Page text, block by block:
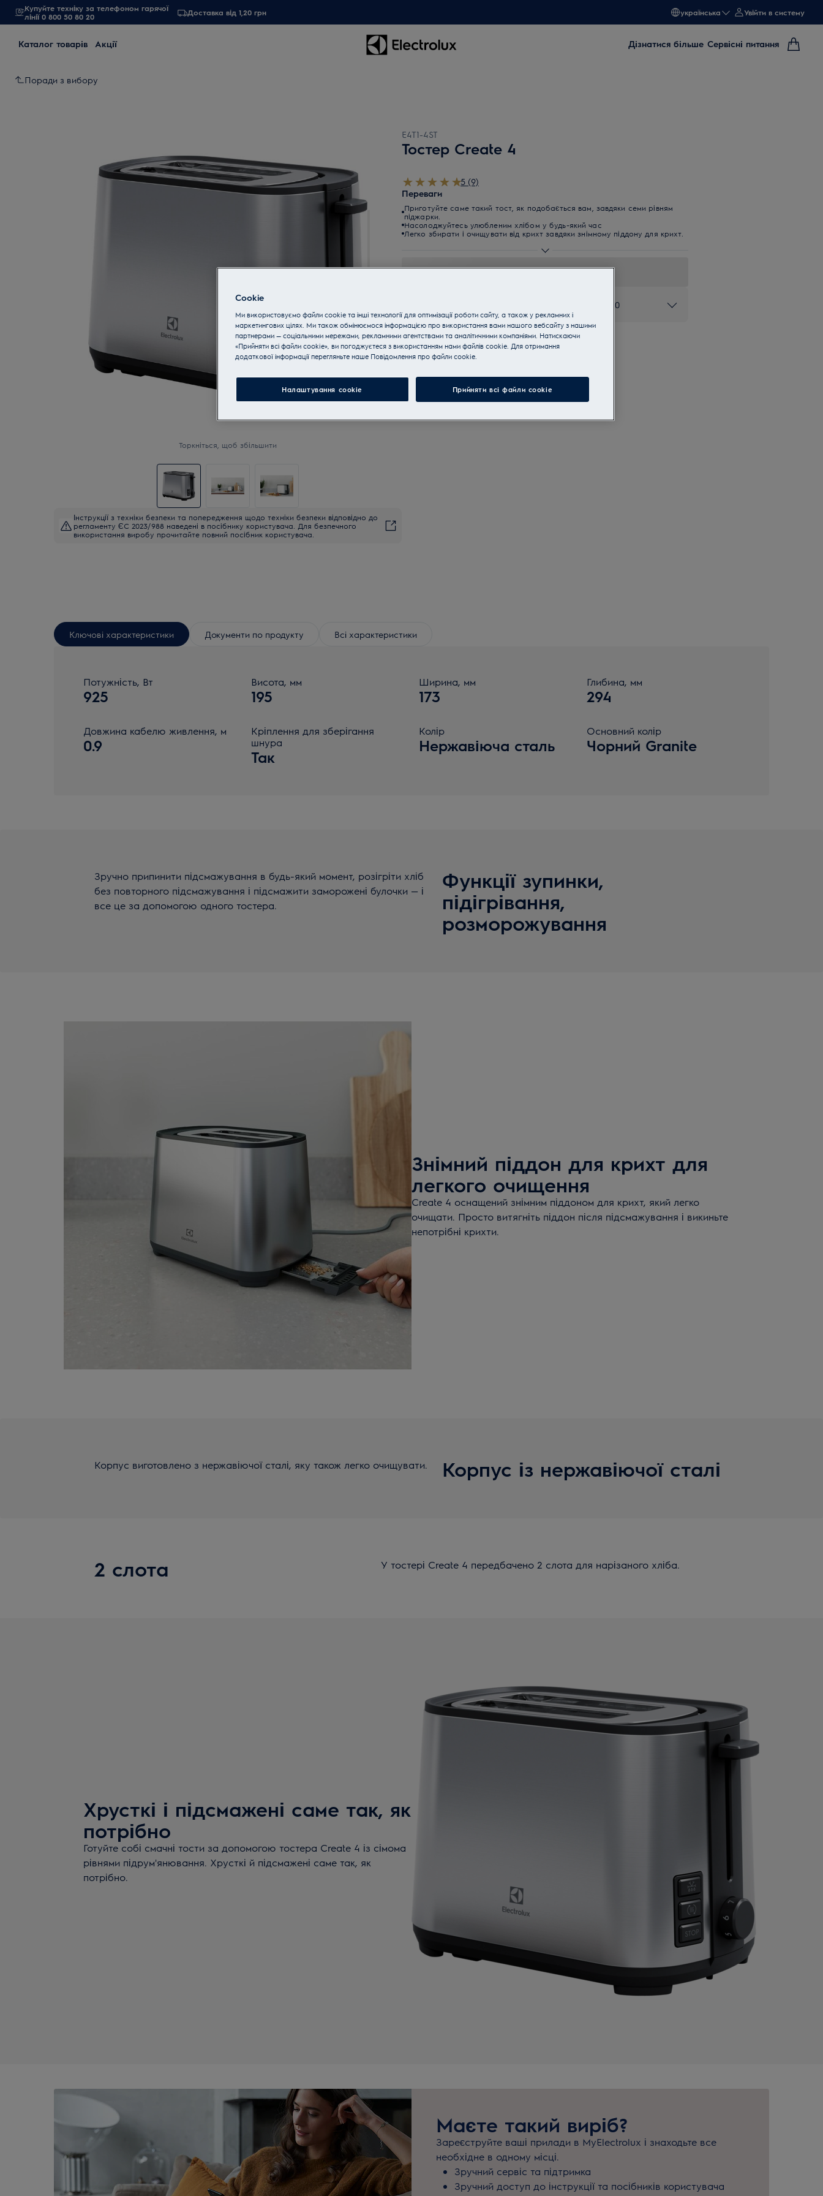
Купуйте техніку за телефоном гарячої
лінії 0 800 50 80 20
Доставка від 1,20 грн українська Увійти в систему
Каталог товарів Акції Дізнатися більше Сервісні питання
Поради з вибору
Торкніться, щоб збільшити
Інструкції з техніки безпеки та попередження щодо техніки безпеки відповідно до
регламенту ЄС 2023/988 наведені в посібнику користувача. Для безпечного
використання виробу прочитайте повний посібник користувача.
E4T1-4ST
Тостер Create 4
5 (9)
Переваги
Приготуйте саме такий тост, як подобається вам, завдяки семи рівням
піджарки.
Насолоджуйтесь улюбленим хлібом у будь-який час
Легко збирати і очищувати від крихт завдяки знімному піддону для крихт.
Купуйте техніку за телефоном 0 800 50 80 20
Ключові характеристики Документи по продукту Всі характеристики
Потужність, Вт
925
Висота, мм
195
Ширина, мм
173
Глибина, мм
294
Довжина кабелю живлення, м
0.9
Кріплення для зберігання
шнура
Так
Колір
Нержавіюча сталь
Основний колір
Чорний Granite
Функції зупинки,
підігрівання,
розморожування
Зручно припинити підсмажування в будь-який момент, розігріти хліб
без повторного підсмажування і підсмажити заморожені булочки — і
все це за допомогою одного тостера.
Знімний піддон для крихт для
легкого очищення
Create 4 оснащений знімним піддоном для крихт, який легко
очищати. Просто витягніть піддон після підсмажування і викиньте
непотрібні крихти.
Корпус із нержавіючої сталі
Корпус виготовлено з нержавіючої сталі, яку також легко очищувати.
2 слота У тостері Create 4 передбачено 2 слота для нарізаного хліба.
Хрусткі і підсмажені саме так, як
потрібно
Готуйте собі смачні тости за допомогою тостера Create 4 із сімома
рівнями підрум'янювання. Хрусткі й підсмажені саме так, як
потрібно.
Маєте такий виріб?
Зареєструйте ваші прилади в MyElectrolux і знаходьте все
необхідне в одному місці.
Зручний сервіс та підтримка
Зручний доступ до інструкції та посібників користувача
Cookie
Ми використовуємо файли cookie та інші технології для оптимізації роботи сайту, а також у рекламних і
маркетингових цілях. Ми також обмінюємося інформацією про використання вами нашого вебсайту з нашими
партнерами — соціальними мережами, рекламними агентствами та аналітичними компаніями. Натискаючи
«Прийняти всі файли cookie», ви погоджуєтеся з використанням нами файлів cookie. Для отримання
додаткової інформації перегляньте наше Пoвідомлення прo файли cookie.
Налаштування cookie Прийняти всі файли сookie